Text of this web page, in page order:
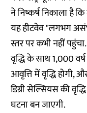
ने निष्कर्ष निकाला है
यह हीटवेव "लगभग
स्तर पर कभी नहीं
वृद्धि के साथ 1,000
आवृत्ति में वृद्धि होगी,
डिग्री सेल्सियस की
घटना बन जाएगी.